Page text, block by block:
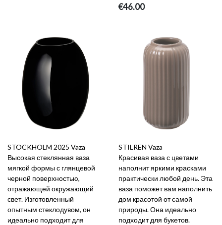
€46.00
STOCKHOLM 2025 Vaza
Высокая стеклянная ваза
мягкой формы с глянцевой
черной поверхностью,
отражающей окружающий
свет. Изготовленный
опытным стеклодувом, он
идеально подходит для
STILREN Vaza
Красивая ваза с цветами
наполнит яркими красками
практически любой день. Эта
ваза поможет вам наполнить
дом красотой от самой
природы. Она идеально
подходит для букетов.